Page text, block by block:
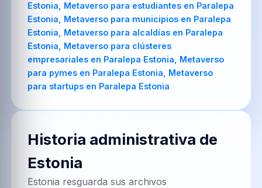
Estonia, Metaverso para estudiantes en Paralepa
Estonia, Metaverso para municipios en Paralepa
Estonia, Metaverso para alcaldías en Paralepa
Estonia, Metaverso para clústeres
empresariales en Paralepa Estonia, Metaverso
para pymes en Paralepa Estonia, Metaverso
para startups en Paralepa Estonia
Historia administrativa de
Estonia
Estonia resguarda sus archivos